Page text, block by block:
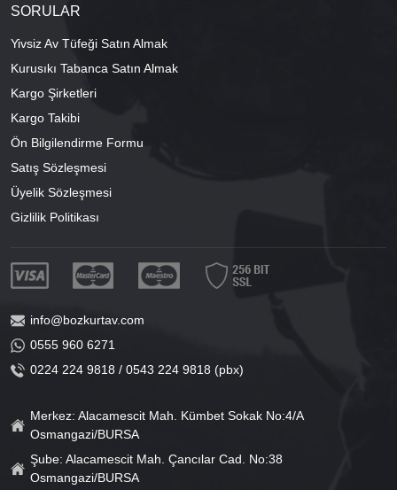
SORULAR
Yivsiz Av Tüfeği Satın Almak
Kurusıkı Tabanca Satın Almak
Kargo Şirketleri
Kargo Takibi
Ön Bilgilendirme Formu
Satış Sözleşmesi
Üyelik Sözleşmesi
Gizlilik Politikası
info@bozkurtav.com
0555 960 6271
0224 224 9818 / 0543 224 9818 (pbx)
Merkez: Alacamescit Mah. Kümbet Sokak No:4/A
Osmangazi/BURSA
Şube: Alacamescit Mah. Çancılar Cad. No:38
Osmangazi/BURSA